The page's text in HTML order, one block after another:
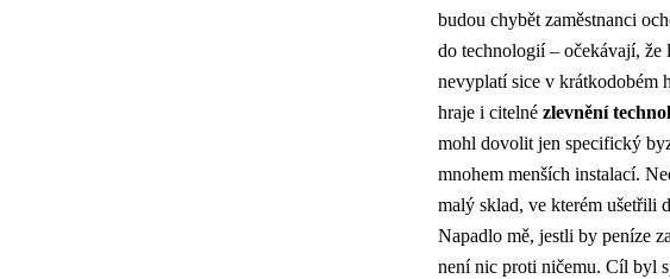
budou chybět zaměstnanci
do technologií – očekávají, že
nevyplatí sice v krátkodobém
hraje i citelné zlevnění
mohl dovolit jen specifický
mnohem menších instalací.
malý sklad, ve kterém ušetřili
Napadlo mě, jestli by peníze
není nic proti ničemu. Cíl byl